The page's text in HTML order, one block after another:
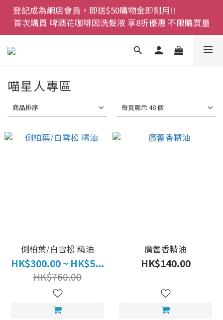
登記成為網店會員，即送$50購物金即刻用!!
首次購買 啤酒花咖啡因洗髮液 享8折優惠 不限購買量
首次購買 啤酒花咖啡因洗髮液 享8折優惠 不限購買量
網店會員一年內累積消費 $4500 即刻變身 VIP 全年正
價貨 85 折，幫朋友買大家一齊抵 !!
裝 濕疹舒敏膏   幼兒適用
首次購買 啤酒花咖啡因洗髮液 享8折優惠 不限購買量
喵星人專區
商品排序 每頁顯示 48 個
側柏葉/白雪松 精油
HK$300.00 ~ HK$5...
HK$760.00
廣藿香精油
HK$140.00